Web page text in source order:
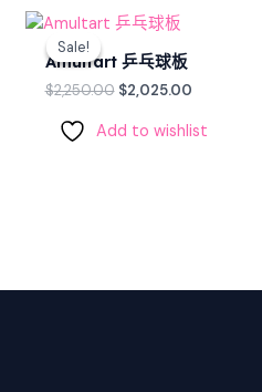
Sale!
Sale!
Amultart 乒乓球板
$2,250.00
Original
was:
$2,250.00.
$2,025.00
Add to wishlist